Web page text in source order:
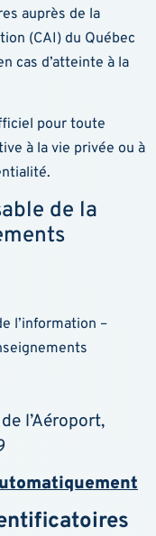
auprès de la
(CAI) du Québec
cas d’atteinte à la
pour toute
à la vie privée ou à
de la
l’information –
l’Aéroport,